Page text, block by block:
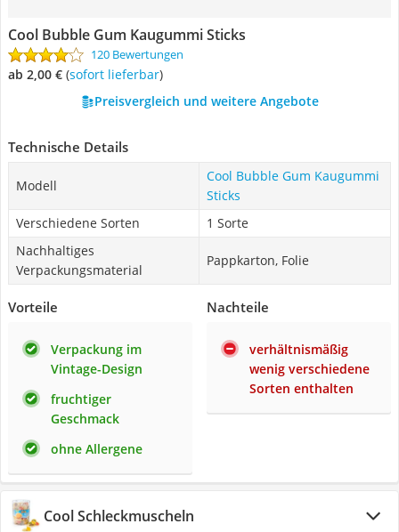
Cool Bubble Gum Kaugummi Sticks
120 Bewertungen
ab 2,00 € ( Sofort lieferbar)
Preisvergleich und weitere Angebote
Technische Details
Modell
Cool Bubble Gum Kaugummi
Sticks
Verschiedene Sorten
1 Sorte
Nachhaltiges
Verpackungsmaterial
Pappkarton, Folie
Vorteile
Verpackung im
Vintage-Design
fruchtiger
Geschmack
ohne Allergene
Nachteile
verhältnismäßig
wenig verschiedene
Sorten enthalten
Cool Schleckmuscheln